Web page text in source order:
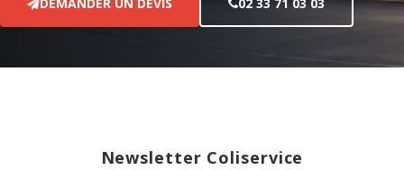
Newsletter Coliservice